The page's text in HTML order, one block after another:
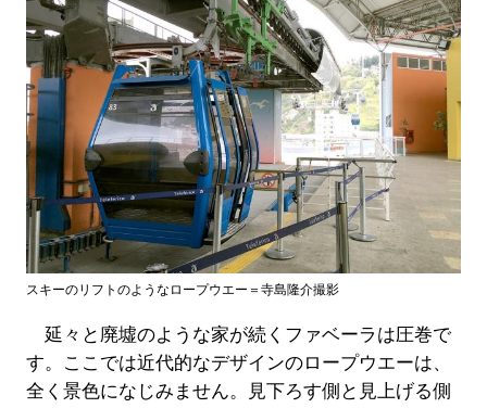
スキーのリフトのようなロープウエー＝寺島隆介撮影
延々と廃墟のような家が続くファベーラは圧巻で
す。ここでは近代的なデザインのロープウエーは、
全く景色になじみません。見下ろす側と見上げる側